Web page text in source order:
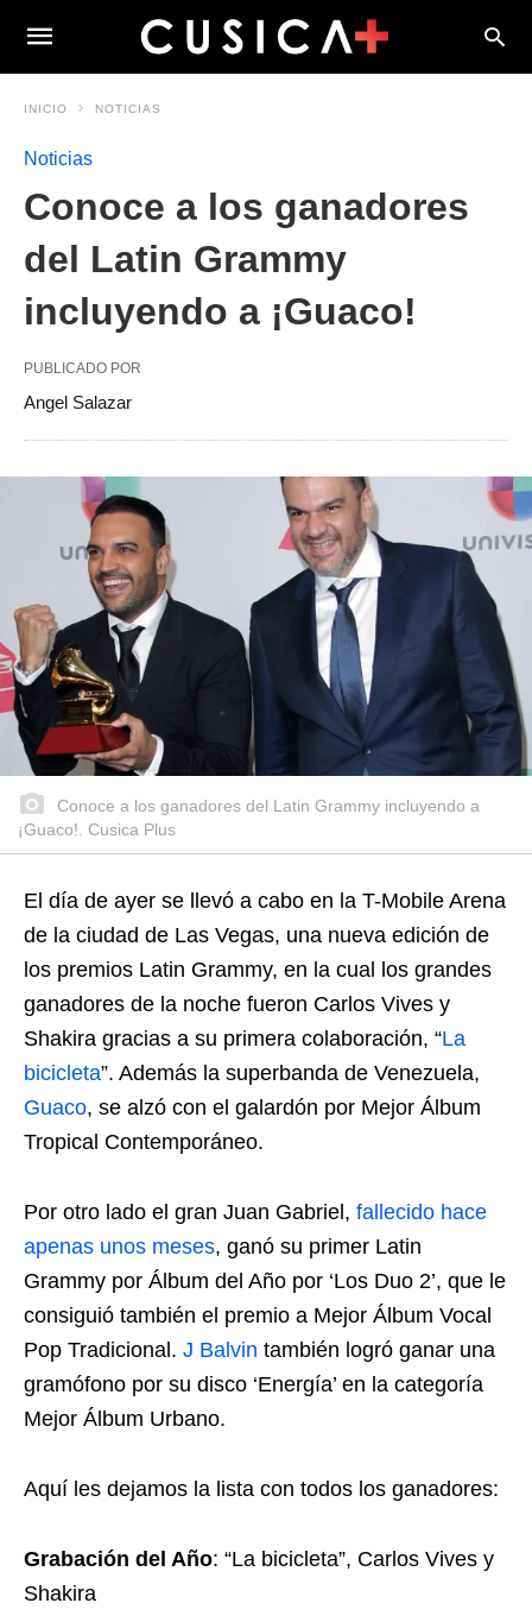
INICIO NOTICIAS
Noticias
Conoce a los ganadores
del Latin Grammy
incluyendo a ¡Guaco!
PUBLICADO POR
Angel Salazar
Conoce a los ganadores del Latin Grammy incluyendo a
¡Guaco!. Cusica Plus
El día de ayer se llevó a cabo en la T-Mobile Arena
de la ciudad de Las Vegas, una nueva edición de
los premios Latin Grammy, en la cual los grandes
ganadores de la noche fueron Carlos Vives y
Shakira gracias a su primera colaboración, “La
bicicleta”. Además la superbanda de Venezuela,
Guaco, se alzó con el galardón por Mejor Álbum
Tropical Contemporáneo.
Por otro lado el gran Juan Gabriel, fallecido hace
apenas unos meses, ganó su primer Latin
Grammy por Álbum del Año por ‘Los Duo 2’, que le
consiguió también el premio a Mejor Álbum Vocal
Pop Tradicional. J Balvin también logró ganar una
gramófono por su disco ‘Energía’ en la categoría
Mejor Álbum Urbano.
Aquí les dejamos la lista con todos los ganadores:
Grabación del Año: “La bicicleta”, Carlos Vives y
Shakira